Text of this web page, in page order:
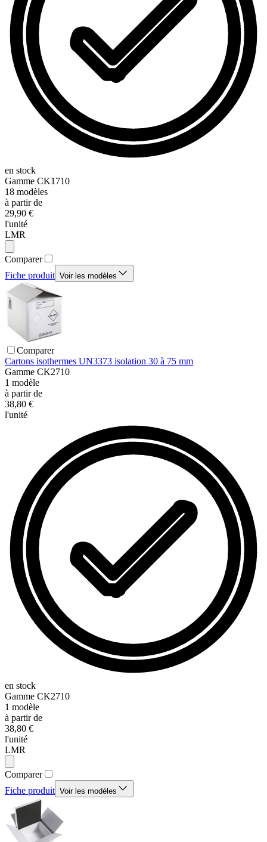
en stock
Gamme CK1710
18 modèles
à partir de
29,90 €
l'unité
LMR
Comparer
Fiche produit Voir les modèles
Comparer
Cartons isothermes UN3373 isolation 30 à 75 mm
Gamme CK2710
1 modèle
à partir de
38,80 €
l'unité
en stock
Gamme CK2710
1 modèle
à partir de
38,80 €
l'unité
LMR
Comparer
Fiche produit Voir les modèles